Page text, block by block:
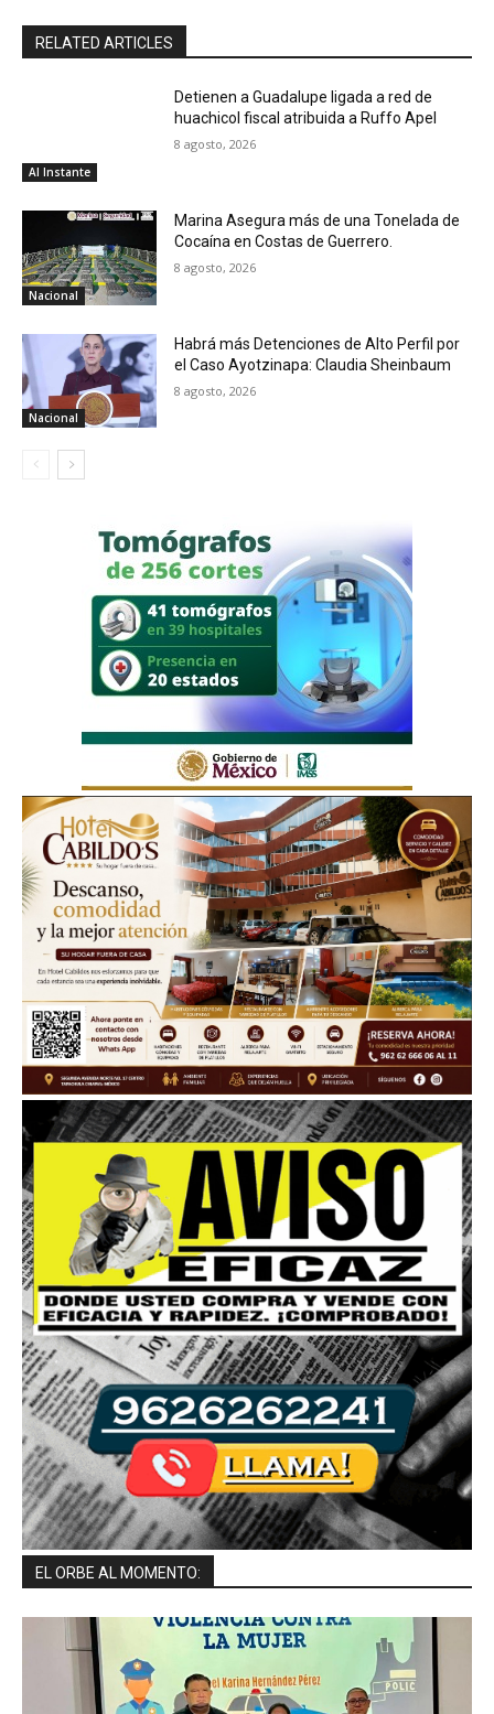
RELATED ARTICLES
Al Instante
Detienen a Guadalupe ligada a red de
huachicol fiscal atribuida a Ruffo Apel
8 agosto, 2026
Nacional
Marina Asegura más de una Tonelada de
Cocaína en Costas de Guerrero.
8 agosto, 2026
Nacional
Habrá más Detenciones de Alto Perfil por
el Caso Ayotzinapa: Claudia Sheinbaum
8 agosto, 2026
EL ORBE AL MOMENTO: